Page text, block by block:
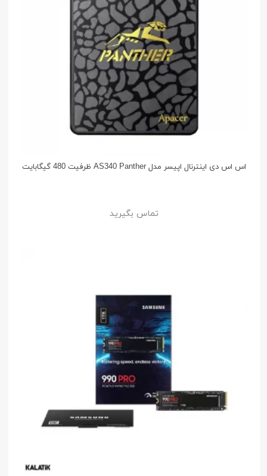
اس اس دی اینترنال اپیسر مدل AS340 Panther ظرفیت 480 گیگابایت
تماس بگیرید